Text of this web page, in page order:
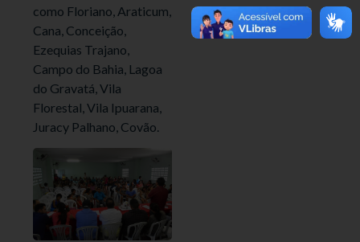
como Floriano, Araticum,
Cana, Conceição,
Ezequias Trajano,
Campo do Bahia, Lagoa
do Gravatá, Vila
Florestal, Vila Ipuarana,
Juracy Palhano, Covão.